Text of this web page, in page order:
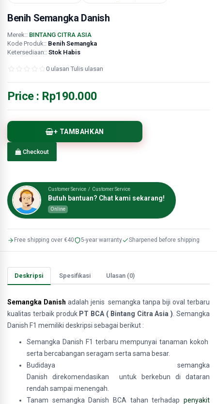
Benih Semangka Danish
Merek:: BINTANG CITRA ASIA
Kode Produk:: Benih Semangka
Ketersediaan:: Stok Habis
0 ulasan Tulis ulasan
Price : Rp190.000
+ TAMBAHKAN
Checkout
Customer Service / Customer Service
Butuh bantuan? Chat kami sekarang!
Online
Free shipping over €40 5-year warranty Sharpened before shipping
Deskripsi Spesifikasi Ulasan (0)
Semangka Danish adalah jenis semangka tanpa biji oval terbaru
kualitas terbaik produk PT BCA ( Bintang Citra Asia ) . Semangka
Danish F1 memiliki deskripsi sebagai berikut :
Semangka Danish F1 terbaru mempunyai tanaman kokoh
serta bercabangan seragam serta sama besar.
Budidaya semangka
Danish direkomendasikan untuk berkebun di dataran
rendah sampai menengah.
Tanam semangka Danish BCA tahan terhadap penyakit